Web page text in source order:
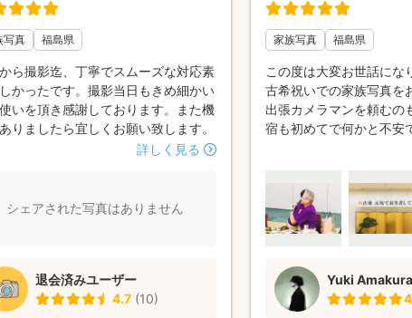
写真 福島県
ら撮影迄、丁寧でスムーズな対応素
かったです。撮影当日もきめ細かい
いを頂き感謝しております。また機
りましたら宜しくお願い致します。
詳しく見る
シェアされた写真はありません
退会済みユーザー
4.7 (10)
家族写真 福島県
この度は大変お世話にな
古希祝いでの家族写真を
出張カメラマンを頼むの
宿も初めてで何かと不安
顔がたくさんで、思い
ました。 また機会があ
ぞよろしくお願いします
Yuki